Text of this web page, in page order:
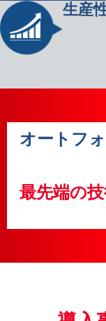
生産
オートフ
最先端の